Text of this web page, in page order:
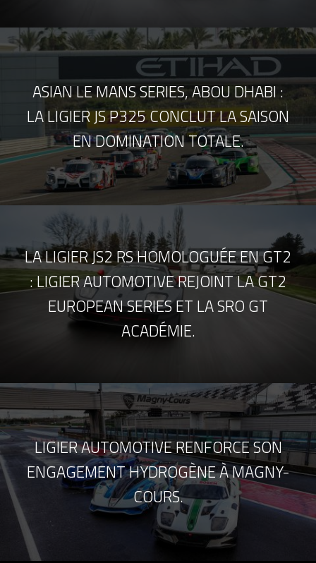
ASIAN LE MANS SERIES, ABOU DHABI :
LA LIGIER JS P325 CONCLUT LA SAISON
EN DOMINATION TOTALE.
LA LIGIER JS2 RS HOMOLOGUÉE EN GT2
: LIGIER AUTOMOTIVE REJOINT LA GT2
EUROPEAN SERIES ET LA SRO GT
ACADÉMIE.
LIGIER AUTOMOTIVE RENFORCE SON
ENGAGEMENT HYDROGÈNE À MAGNY-
COURS.